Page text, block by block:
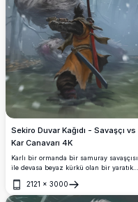
Sekiro Duvar Kağıdı - Savaşçı vs
Kar Canavarı 4K
Karlı bir ormanda bir samuray savaşçısı
ile devasa beyaz kürkü olan bir yaratık
arasındaki zorlu savaş. Sekiro: Shadows
Die Twice hayranları için mükemmel,
sinematik detaylara sahip çarpıcı dijital
2121 × 3000
Aç